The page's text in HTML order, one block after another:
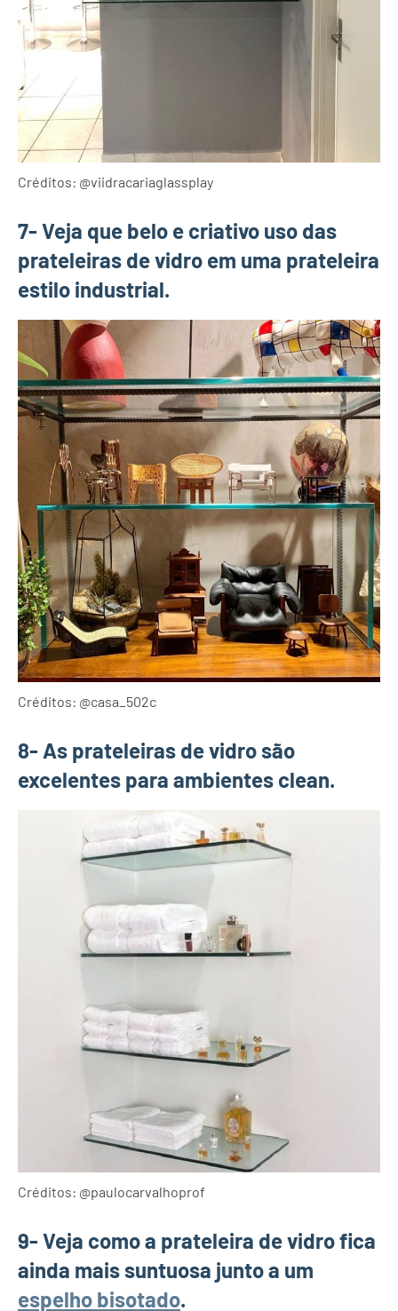
Créditos: @viidracariaglassplay
7- Veja que belo e criativo uso das
prateleiras de vidro em uma prateleira
estilo industrial.
Créditos: @casa_502c
8- As prateleiras de vidro são
excelentes para ambientes clean.
Créditos: @paulocarvalhoprof
9- Veja como a prateleira de vidro fica
ainda mais suntuosa junto a um
espelho bisotado.